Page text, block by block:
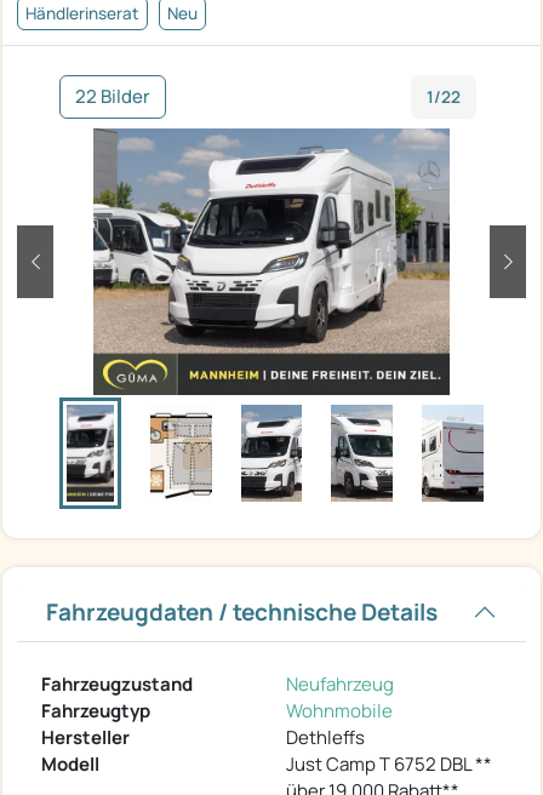
Händlerinserat Neu
22 Bilder 1/22
zurück
Fahrzeugdaten / technische Details
Fahrzeugzustand
Neufahrzeug
Fahrzeugtyp
Wohnmobile
Hersteller
Dethleffs
Modell
Just Camp T 6752 DBL **